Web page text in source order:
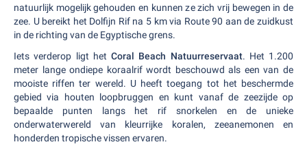
natuurlijk mogelijk gehouden en kunnen ze zich vrij bewegen in de
zee. U bereikt het Dolfijn Rif na 5 km via Route 90 aan de zuidkust
in de richting van de Egyptische grens.
Iets verderop ligt het Coral Beach Natuurreservaat. Het 1.200
meter lange ondiepe koraalrif wordt beschouwd als een van de
mooiste riffen ter wereld. U heeft toegang tot het beschermde
gebied via houten loopbruggen en kunt vanaf de zeezijde op
bepaalde punten langs het rif snorkelen en de unieke
onderwaterwereld van kleurrijke koralen, zeeanemonen en
honderden tropische vissen ervaren.